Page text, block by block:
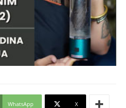
WhatsApp X